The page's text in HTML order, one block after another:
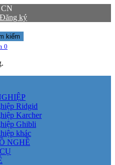
ký
kiếm
0
Ridgid
Karcher
Ghibli
khác
NGHỀ